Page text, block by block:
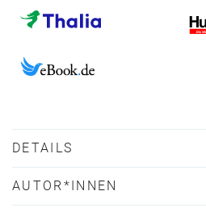
DETAILS
AUTOR*INNEN